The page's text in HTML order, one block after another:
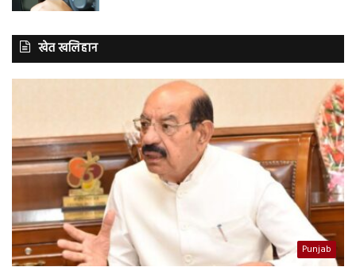
खेत खलिहान
Punjab